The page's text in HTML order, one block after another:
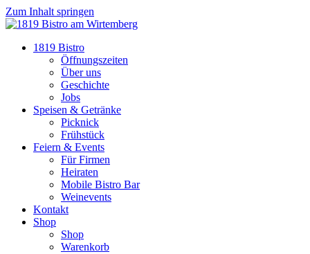
Zum Inhalt springen
1819 Bistro
Öffnungszeiten
Über uns
Geschichte
Jobs
Speisen & Getränke
Picknick
Frühstück
Feiern & Events
Für Firmen
Heiraten
Mobile Bistro Bar
Weinevents
Kontakt
Shop
Shop
Warenkorb